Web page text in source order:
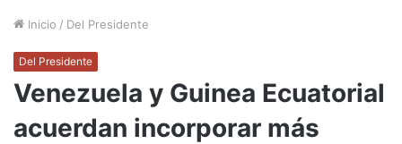
Inicio / Del Presidente
Del Presidente
Venezuela y Guinea Ecuatorial
acuerdan incorporar más